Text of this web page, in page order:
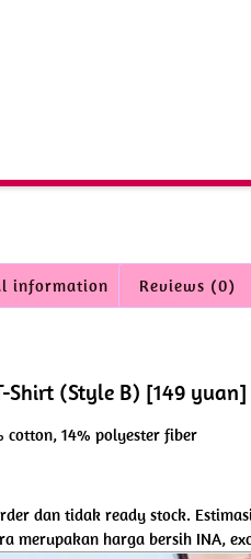
information Reviews (0)
Shirt (Style B) [149 yuan]
cotton, 14% polyester fiber
dan tidak ready stock.
merupakan harga bersih INA,